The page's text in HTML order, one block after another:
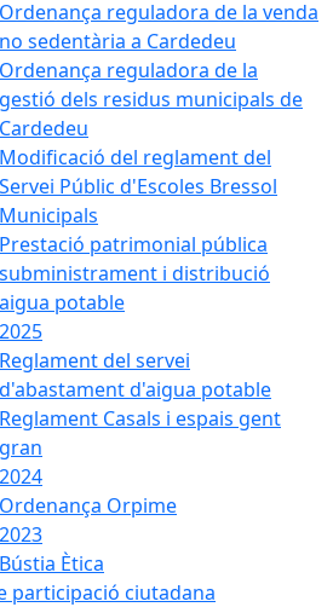
Ordenança reguladora de la venda
no sedentària a Cardedeu
Ordenança reguladora de la
gestió dels residus municipals de
Cardedeu
Modificació del reglament del
Servei Públic d'Escoles Bressol
Municipals
Prestació patrimonial pública
subministrament i distribució
aigua potable
Reglament del servei
d'abastament d'aigua potable
Reglament Casals i espais gent
gran
Ordenança Orpime
Bústia Ètica
participació ciutadana